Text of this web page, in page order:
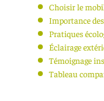
Choisir le
Importance
Pratiques
Éclairage
Témoignage
Tableau